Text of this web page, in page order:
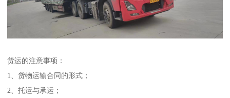
货运的注意事项：
1、货物运输合同的形式；
2、托运与承运；